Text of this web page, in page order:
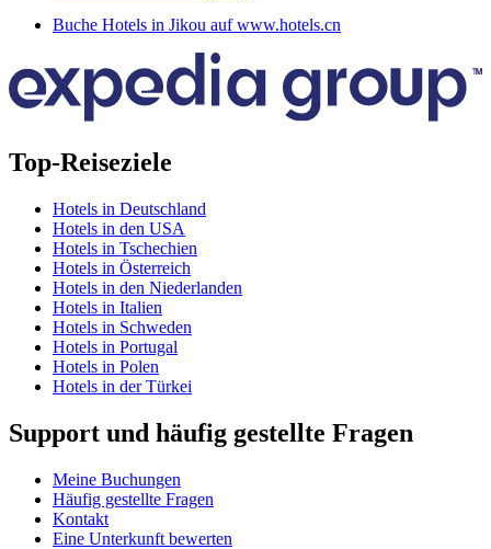
Buche Hotels in Jikou auf www.hotels.cn
Top-Reiseziele
Hotels in Deutschland
Hotels in den USA
Hotels in Tschechien
Hotels in Österreich
Hotels in den Niederlanden
Hotels in Italien
Hotels in Schweden
Hotels in Portugal
Hotels in Polen
Hotels in der Türkei
Support und häufig gestellte Fragen
Meine Buchungen
Häufig gestellte Fragen
Kontakt
Eine Unterkunft bewerten